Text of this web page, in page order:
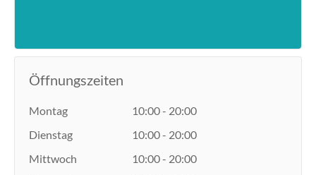
Öffnungszeiten
Montag
10:00 - 20:00
Dienstag
10:00 - 20:00
Mittwoch
10:00 - 20:00